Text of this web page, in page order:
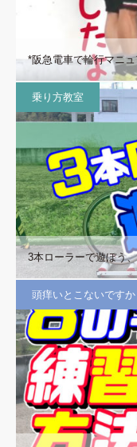
*阪急電車で輪行マニ
乗り方教室
3本ローラーで遊ぼう
頭痒いとこないですか